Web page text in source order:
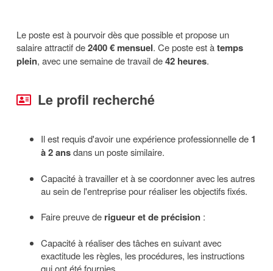
Le poste est à pourvoir dès que possible et propose un
salaire attractif de2400 € mensuel. Ce poste est àtemps
plein, avec une semaine de travail de42 heures.
Le profil recherché
Il est requis d'avoir une expérience professionnelle de 1
à 2 ansdans un poste similaire.
Capacité à travailler et à se coordonner avec les autres
au sein de l'entreprise pour réaliser les objectifs fixés.
Faire preuve de rigueur et de précision :
Capacité à réaliser des tâches en suivant avec
exactitude les règles, les procédures, les instructions
qui ont été fournies.